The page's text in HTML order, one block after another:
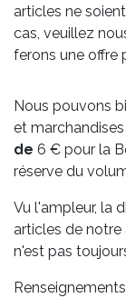
articles ne
cas, veuillez
ferons une offre
Nous pouvons
et
de 6 € pour la
réserve du
Vu l'ampleur, la
articles de
n'est pas